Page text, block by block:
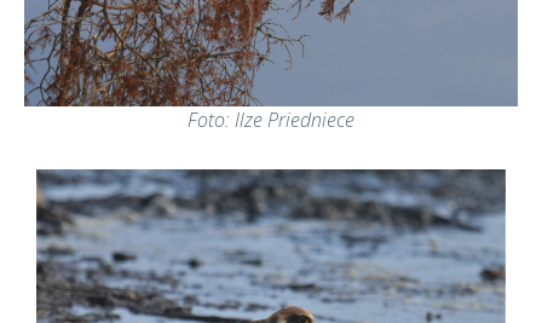
Foto: Ilze Priedniece